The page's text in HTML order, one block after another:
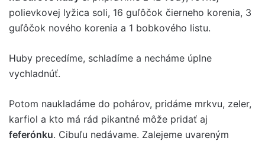
polievkovej lyžica soli, 16 guľôčok čierneho korenia, 3
guľôčok nového korenia a 1 bobkového listu.
Huby precedíme, schladíme a necháme úplne
vychladnúť.
Potom naukladáme do pohárov, pridáme mrkvu, zeler,
karfiol a kto má rád pikantné môže pridať aj
feferónku. Cibuľu nedávame. Zalejeme uvareným